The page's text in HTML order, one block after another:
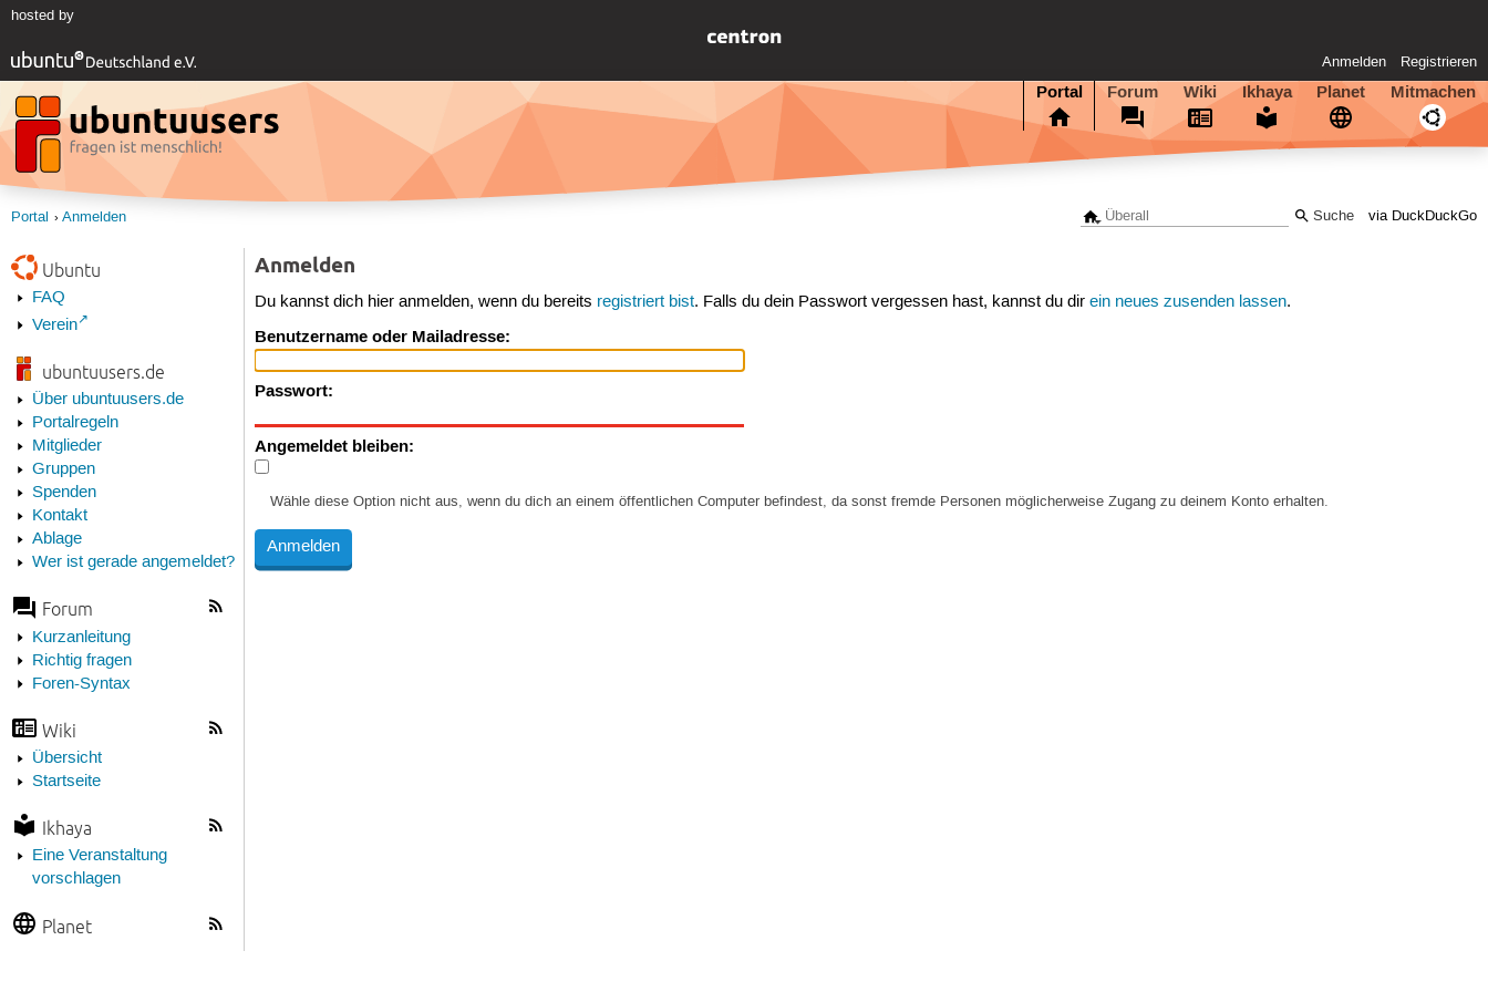
hosted by
Anmelden Registrieren
Portal Forum Wiki Ikhaya Planet Mitmachen
via DuckDuckGo
Portal Anmelden
Ubuntu
FAQ
Verein
ubuntuusers.de
Über ubuntuusers.de
Portalregeln
Mitglieder
Gruppen
Spenden
Kontakt
Ablage
Wer ist gerade angemeldet?
Forum
Kurzanleitung
Richtig fragen
Foren-Syntax
Wiki
Übersicht
Startseite
Ikhaya
Eine Veranstaltung
vorschlagen
Planet
Anmelden
Du kannst dich hier anmelden, wenn du bereits registriert bist. Falls du dein Passwort vergessen hast, kannst du direin neues zusenden lassen.
Benutzername oder Mailadresse:
Passwort:
Angemeldet bleiben:
Wähle diese Option nicht aus, wenn du dich an einem öffentlichen Computer befindest, da sonst fremde Personen möglicherweise Zugang zu deinem Konto erhalten.